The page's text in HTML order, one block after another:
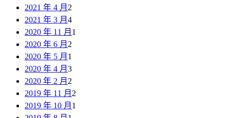
2021 年 4 月 2
2021 年 3 月 4
2020 年 11 月 1
2020 年 6 月 2
2020 年 5 月 1
2020 年 4 月 3
2020 年 2 月 2
2019 年 11 月 2
2019 年 10 月 1